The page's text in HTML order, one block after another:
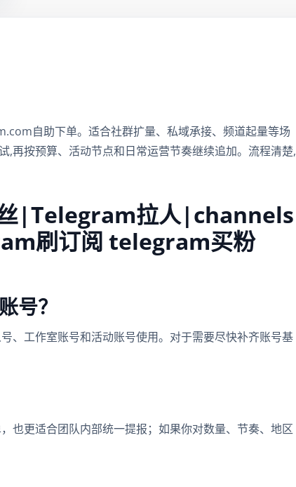
自助下单。适合社群扩量、私域承接、频道起量等场
,再按预算、活动节点和日常运营节奏继续追加。流程清楚,
|Telegram拉人|channels
刷订阅 telegram买粉
号？
、工作室账号和活动账号使用。对于需要尽快补齐账号基
也更适合团队内部统一提报；如果你对数量、节奏、地区